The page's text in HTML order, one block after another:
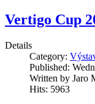
Vertigo Cup
Details
Category:
Published:
Written by Jaro
Hits: 5963